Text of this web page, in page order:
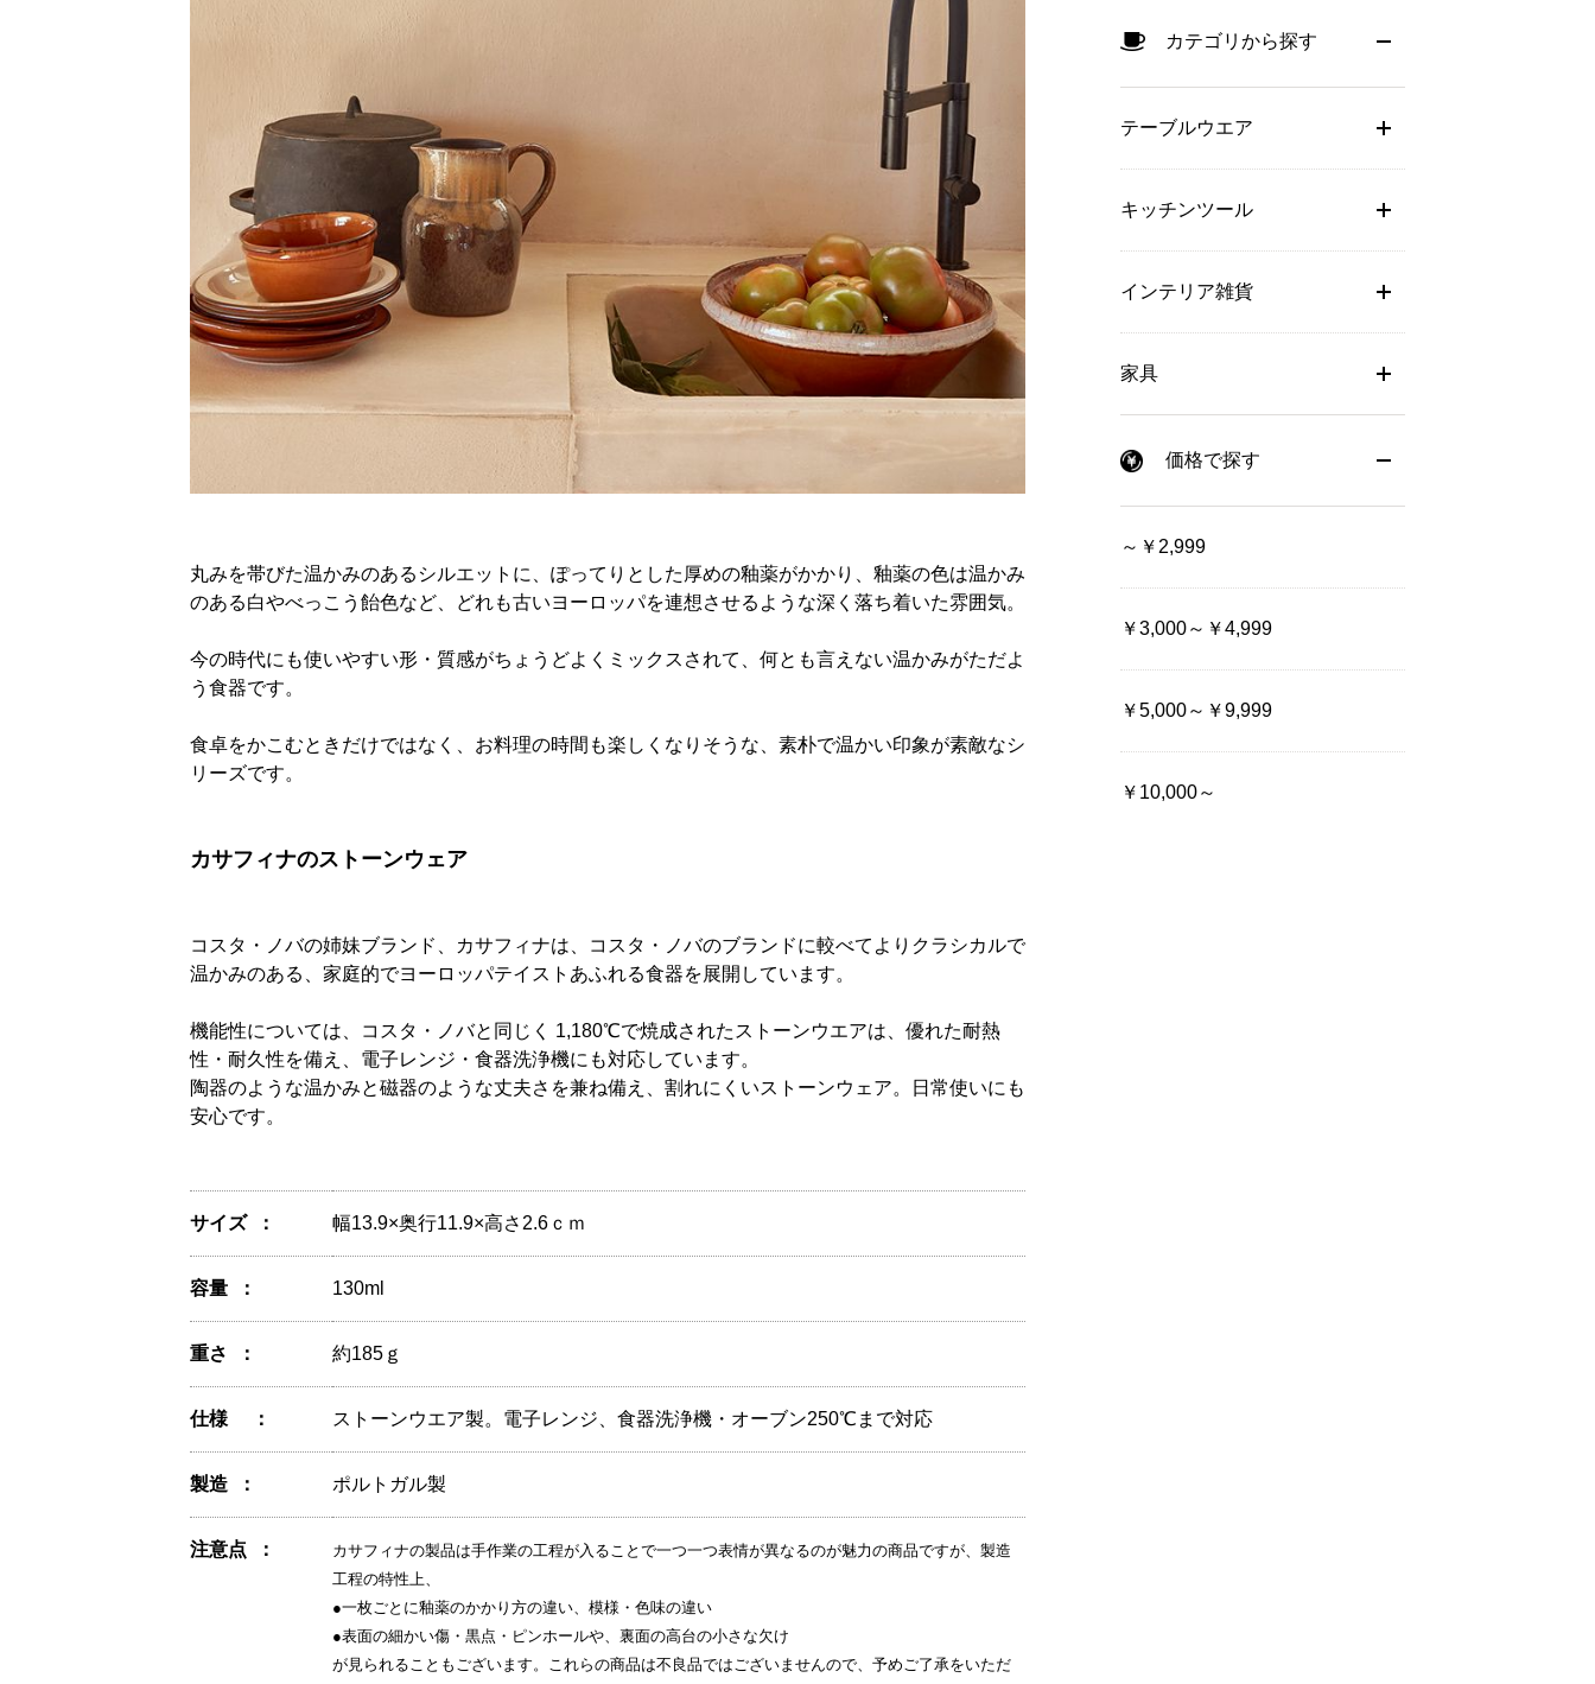
丸みを帯びた温かみのあるシルエットに、ぽってりとした厚めの釉薬がかかり、釉薬の色は温かみ
のある白やべっこう飴色など、どれも古いヨーロッパを連想させるような深く落ち着いた雰囲気。
今の時代にも使いやすい形・質感がちょうどよくミックスされて、何とも言えない温かみがただよ
う食器です。
食卓をかこむときだけではなく、お料理の時間も楽しくなりそうな、素朴で温かい印象が素敵なシ
リーズです。
カサフィナのストーンウェア
コスタ・ノバの姉妹ブランド、カサフィナは、コスタ・ノバのブランドに較べてよりクラシカルで
温かみのある、家庭的でヨーロッパテイストあふれる食器を展開しています。
機能性については、コスタ・ノバと同じく 1,180℃で焼成されたストーンウエアは、優れた耐熱
性・耐久性を備え、電子レンジ・食器洗浄機にも対応しています。
陶器のような温かみと磁器のような丈夫さを兼ね備え、割れにくいストーンウェア。日常使いにも
安心です。
サイズ 幅13.9×奥行11.9×高さ2.6ｃｍ
容量 130ml
重さ 約185ｇ
仕様 ストーンウエア製。電子レンジ、食器洗浄機・オーブン250℃まで対応
製造 ポルトガル製
注意点
カサフィナの製品は手作業の工程が入ることで一つ一つ表情が異なるのが魅力の商品ですが、製造
工程の特性上、
●一枚ごとに釉薬のかかり方の違い、模様・色味の違い
●表面の細かい傷・黒点・ピンホールや、裏面の高台の小さな欠け
が見られることもございます。これらの商品は不良品ではございませんので、予めご了承をいただ
カテゴリから探す
テーブルウエア
キッチンツール
インテリア雑貨
家具
価格で探す
～￥2,999
￥3,000～￥4,999
￥5,000～￥9,999
￥10,000～